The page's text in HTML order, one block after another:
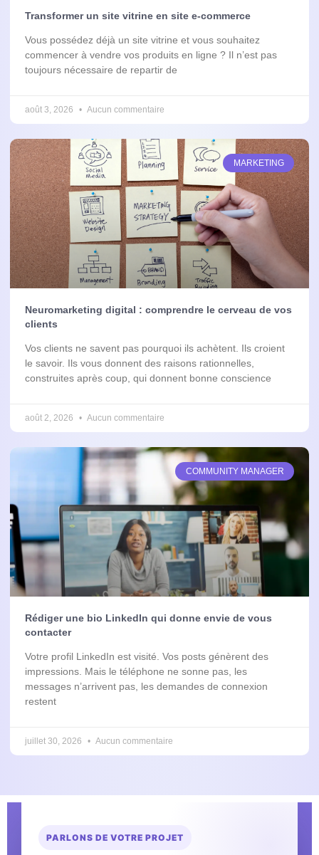
Transformer un site vitrine en site e-commerce
Vous possédez déjà un site vitrine et vous souhaitez
commencer à vendre vos produits en ligne ? Il n’est pas
toujours nécessaire de repartir de
août 3, 2026 Aucun commentaire
MARKETING
Neuromarketing digital : comprendre le cerveau de vos
clients
Vos clients ne savent pas pourquoi ils achètent. Ils croient
le savoir. Ils vous donnent des raisons rationnelles,
construites après coup, qui donnent bonne conscience
août 2, 2026 Aucun commentaire
COMMUNITY MANAGER
Rédiger une bio LinkedIn qui donne envie de vous
contacter
Votre profil LinkedIn est visité. Vos posts génèrent des
impressions. Mais le téléphone ne sonne pas, les
messages n’arrivent pas, les demandes de connexion
restent
juillet 30, 2026 Aucun commentaire
PARLONS DE VOTRE PROJET